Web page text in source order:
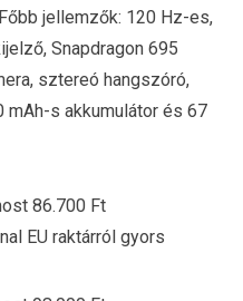
jellemzők: 120 Hz-es,
Snapdragon 695
sztereó hangszóró,
mAh-s akkumulátor és 67
86.700 Ft
EU raktárról gyors